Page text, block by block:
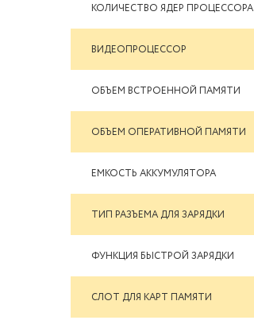
КОЛИЧЕСТВО ЯДЕР ПРОЦЕССОРА
ВИДЕОПРОЦЕССОР
ОБЪЕМ ВСТРОЕННОЙ ПАМЯТИ
ОБЪЕМ ОПЕРАТИВНОЙ ПАМЯТИ
ЕМКОСТЬ АККУМУЛЯТОРА
ТИП РАЗЪЕМА ДЛЯ ЗАРЯДКИ
ФУНКЦИЯ БЫСТРОЙ ЗАРЯДКИ
СЛОТ ДЛЯ КАРТ ПАМЯТИ